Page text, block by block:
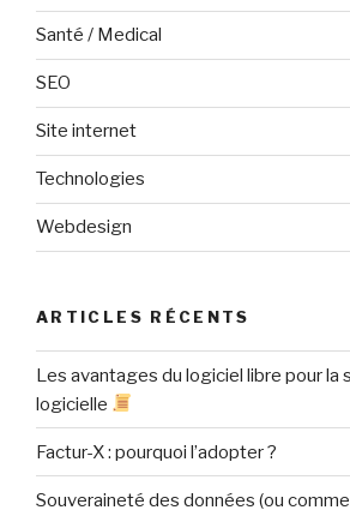
Santé / Medical
SEO
Site internet
Technologies
Webdesign
ARTICLES RÉCENTS
Les avantages du logiciel libre pour la
logicielle
Factur-X : pourquoi l’adopter ?
Souveraineté des données (ou